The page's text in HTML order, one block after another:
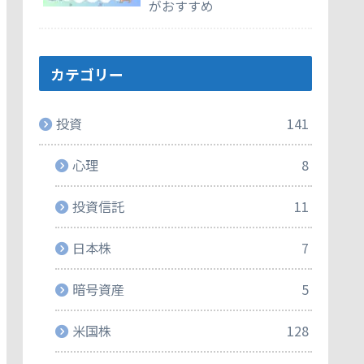
がおすすめ
カテゴリー
投資 141
心理 8
投資信託 11
日本株 7
暗号資産 5
米国株 128